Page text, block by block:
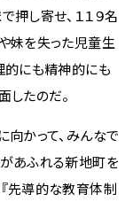
し寄せ、１１９名
妹を失った児童生
的にも精神的にも
したのだ。
向かって、みんなで
あふれる新地町を
先導的な教育体制